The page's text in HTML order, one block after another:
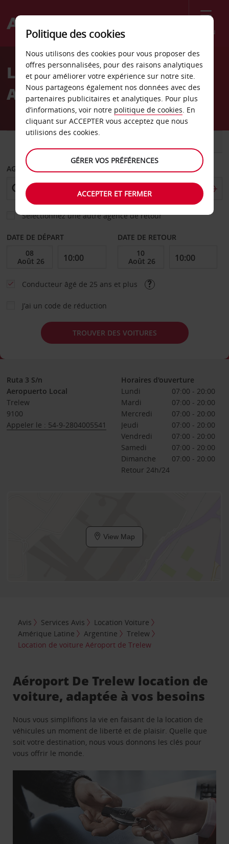
Menu
Welcome
AvisLocation de voiture
Aéroport de Trelew
AGENCE DE DÉPART
Sélectionnez une autre agence de retour
DATE DE DÉPART DATE DE RETOUR
Conducteur âgé de 25 ans et plus
J’ai un code de réduction
TROUVER DES VOITURES
Ruta 3 S/n
Aeropuerto Local
Trelew
9100
Appeler le : 54-9-2804005541
Horaires d'ouverture
Lundi
07:00 - 20:00
Mardi
07:00 - 20:00
Mercredi
07:00 - 20:00
Jeudi
07:00 - 20:00
Vendredi
07:00 - 20:00
Samedi
07:00 - 20:00
Dimanche
07:00 - 20:00
Retour 24h/24
View Map
Avis Services Avis
Location Voiture
Amérique Latine
Argentine
Trelew
Location de voiture Aéroport de Trelew
Aéroport De Trelew location de
voiture, adaptée à vos besoins
Nous vous simplifions la vie en faisant de la location de
véhicules un moment de liberté et de plaisir. Quelle que
soit votre destination, nous vous donnons les clés pour
vous offrir le monde.
Politique des cookies
Nous utilisons des cookies pour vous proposer des
offres personnalisées, pour des raisons analytiques
et pour améliorer votre expérience sur notre site.
Nous partageons également nos données avec des
partenaires publicitaires et analytiques. Pour plus
d’informations, voir notre politique de cookies. En
cliquant sur ACCEPTER vous acceptez que nous
utilisions des cookies.
GÉRER VOS PRÉFÉRENCES
ACCEPTER ET FERMER